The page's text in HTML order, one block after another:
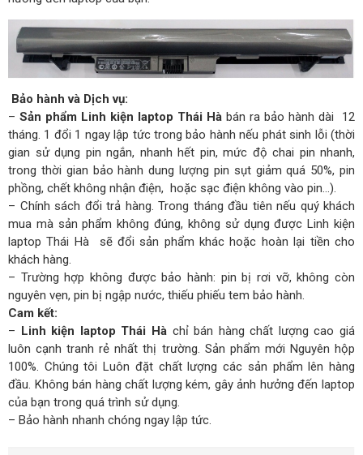
Bảo hành và Dịch vụ:
– Sản phẩm Linh kiện laptop Thái Hà bán ra bảo hành dài 12
tháng. 1 đổi 1 ngay lập tức trong bảo hành nếu phát sinh lỗi (thời
gian sử dụng pin ngắn, nhanh hết pin, mức độ chai pin nhanh,
trong thời gian bảo hành dung lượng pin sụt giảm quá 50%, pin
phồng, chết không nhận điện, hoặc sạc điện không vào pin…).
– Chính sách đổi trả hàng. Trong tháng đầu tiên nếu quý khách
mua mà sản phẩm không đúng, không sử dụng được Linh kiện
laptop Thái Hà sẽ đổi sản phẩm khác hoặc hoàn lại tiền cho
khách hàng.
– Trường hợp không được bảo hành: pin bị rơi vỡ, không còn
nguyên vẹn, pin bị ngập nước, thiếu phiếu tem bảo hành.
Cam kết:
–
Linh kiện laptop Thái Hàchỉ bán hàng chất lượng cao giá
luôn cạnh tranh rẻ nhất thị trường. Sản phẩm mới Nguyên hộp
100%. Chúng tôi Luôn đặt chất lượng các sản phẩm lên hàng
đầu. Không bán hàng chất lượng kém, gây ảnh hưởng đến laptop
của bạn trong quá trình sử dụng.
– Bảo hành nhanh chóng ngay lập tức.